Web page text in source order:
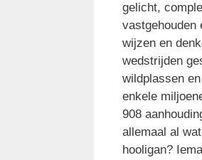
gelicht,
vastgehouden
wijzen en
wedstrijden
wildplassen
enkele
908
allemaal al
hooligan?